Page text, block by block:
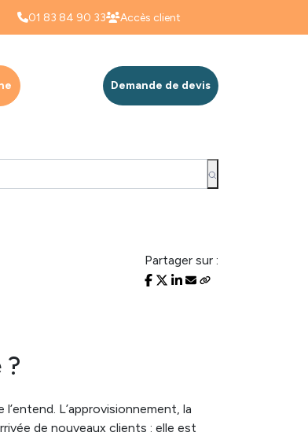
01 83 84 90 33 Accès client
Demande de devis
Partager sur :
?
L’approvisionnement, la
de nouveaux clients : elle est